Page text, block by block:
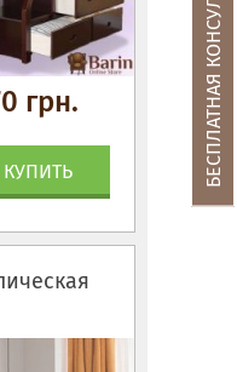
грн.
КУПИТЬ БЕСПЛАТНАЯ КОНСУЛЬТАЦИЯ